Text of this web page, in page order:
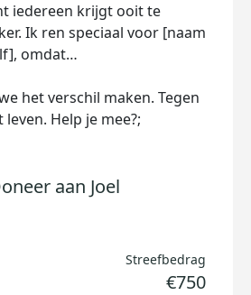
iedereen krijgt ooit te
Ik ren speciaal voor [naam
omdat…
het verschil maken. Tegen
Help je mee?;
aan Joel
Streefbedrag
€750